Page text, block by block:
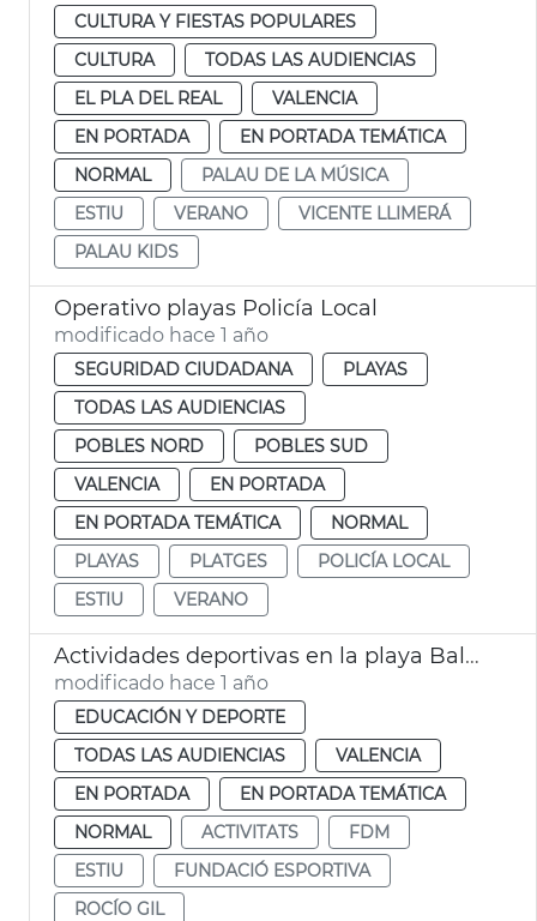
CULTURA Y FIESTAS POPULARES
CULTURA
TODAS LAS AUDIENCIAS
EL PLA DEL REAL
VALENCIA
EN PORTADA
EN PORTADA TEMÁTICA
NORMAL
PALAU DE LA MÚSICA
ESTIU
VERANO
VICENTE LLIMERÁ
PALAU KIDS
Operativo playas Policía Local
modificado hace 1 año
SEGURIDAD CIUDADANA
PLAYAS
TODAS LAS AUDIENCIAS
POBLES NORD
POBLES SUD
VALENCIA
EN PORTADA
EN PORTADA TEMÁTICA
NORMAL
PLAYAS
PLATGES
POLICÍA LOCAL
ESTIU
VERANO
Actividades deportivas en la playa Balance
modificado hace 1 año
EDUCACIÓN Y DEPORTE
TODAS LAS AUDIENCIAS
VALENCIA
EN PORTADA
EN PORTADA TEMÁTICA
NORMAL
ACTIVITATS
FDM
ESTIU
FUNDACIÓ ESPORTIVA
ROCÍO GIL